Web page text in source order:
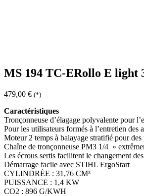
MS 194 TC-ERollo E light
479,00 € (*)
Caractéristiques
Tronçonneuse d’élagage polyvalente pour
Pour les utilisateurs formés à l’entretien des
Moteur 2 temps à balayage stratifié pour
Chaîne de tronçonneuse PM3 1/4 »
Les écrous sertis facilitent le changement
Démarrage facile avec STIHL ErgoStart
CYLINDRÉE : 31,76 CM³
PUISSANCE : 1,4 KW
CO2 : 896 G/KWH